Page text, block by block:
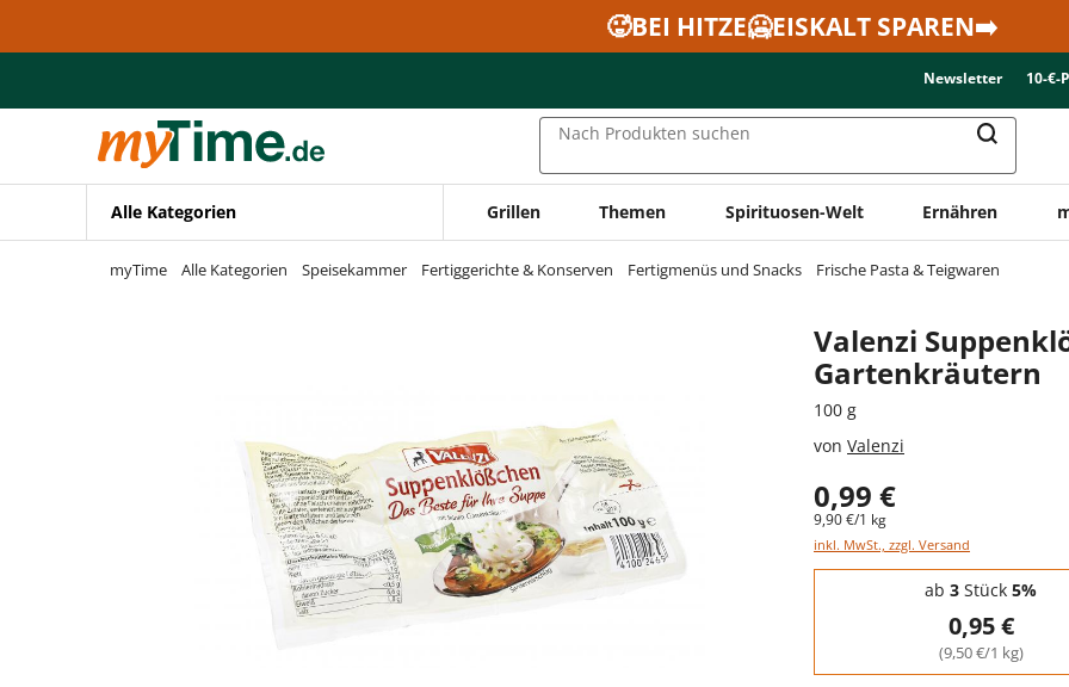
Zur Navigation springen
🥵BEI HITZE🥶EISKALT SPAREN➡️
Newsletter 10-€-
Nach Produkten suchen
Alle Kategorien Grillen Themen Spirituosen-Welt Ernähren
myTime Alle Kategorien Speisekammer Fertiggerichte & Konserven Fertigmenüs und Snacks Frische Pasta & Teigwaren
Valenzi
Gartenkräutern
100 g
von Valenzi
0,99 €
9,90 €/1 kg
inkl. MwSt., zzgl. Versand
Staffelpreise - Mengenrabatt
ab 3 Stück 5%
0,95 €
(9,50 €/1 kg)